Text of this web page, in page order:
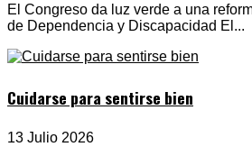
El Congreso da luz verde a una
de Dependencia y Discapacidad El...
Cuidarse para sentirse bien
13 Julio 2026